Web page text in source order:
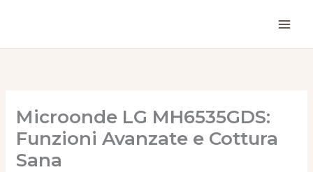
Microonde LG MH6535GDS:
Funzioni Avanzate e Cottura
Sana